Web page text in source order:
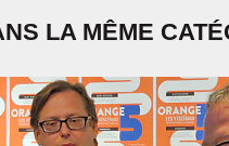
LA MÊME